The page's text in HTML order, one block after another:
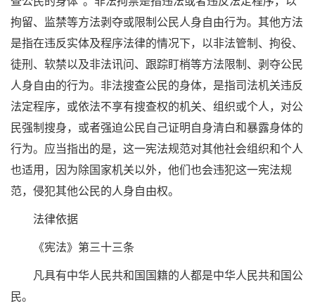
拘留、监禁等方法剥夺或限制公民人身自由行为。其他方法
是指在违反实体及程序法律的情况下，以非法管制、拘役、
徒刑、软禁以及非法讯问、跟踪盯梢等方法限制、剥夺公民
人身自由的行为。非法搜查公民的身体，是指司法机关违反
法定程序，或依法不享有搜查权的机关、组织或个人，对公
民强制搜身，或者强迫公民自己证明自身清白和暴露身体的
行为。应当指出的是，这一宪法规范对其他社会组织和个人
也适用，因为除国家机关以外，他们也会违犯这一宪法规
范，侵犯其他公民的人身自由权。
法律依据
《宪法》第三十三条
凡具有中华人民共和国国籍的人都是中华人民共和国公
民。